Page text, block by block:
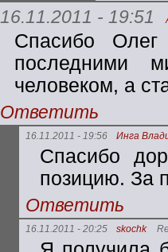
16.11.2011 - 19:51
Спасибо
последними
человеком, а
Ответить
16.11.2011 - 19:56 Инга
Спасибо
позицию. За
Ответить
16.11.2011 - 20:25 skochk